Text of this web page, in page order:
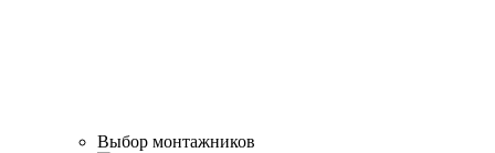
Выбор монтажников